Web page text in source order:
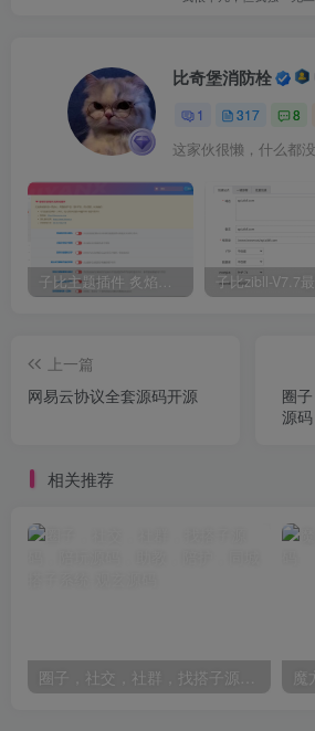
比奇堡消防栓
1 317 8
这家伙很懒，什么都
子比主题插件 炙焰美化全开源插件V3.2版本
上一篇
网易云协议全套源码开源
圈
源
相关推荐
圈子，社交，社群，找搭子源码，陪玩源码，助教，陪护，同城搭子系统